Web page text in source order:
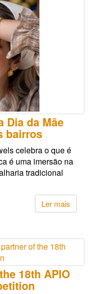
Dia da Mãe
bairros
celebra o que é
é uma imersão na
tradicional
Ler mais
18th APIO